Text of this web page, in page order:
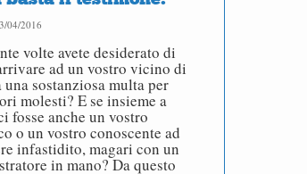
04/2016
volte avete desiderato di
ad un vostro vicino di
una sostanziosa multa per
molesti? E se insieme a
fosse anche un vostro
o un vostro conoscente ad
infastidito, magari con un
in mano? Da questo